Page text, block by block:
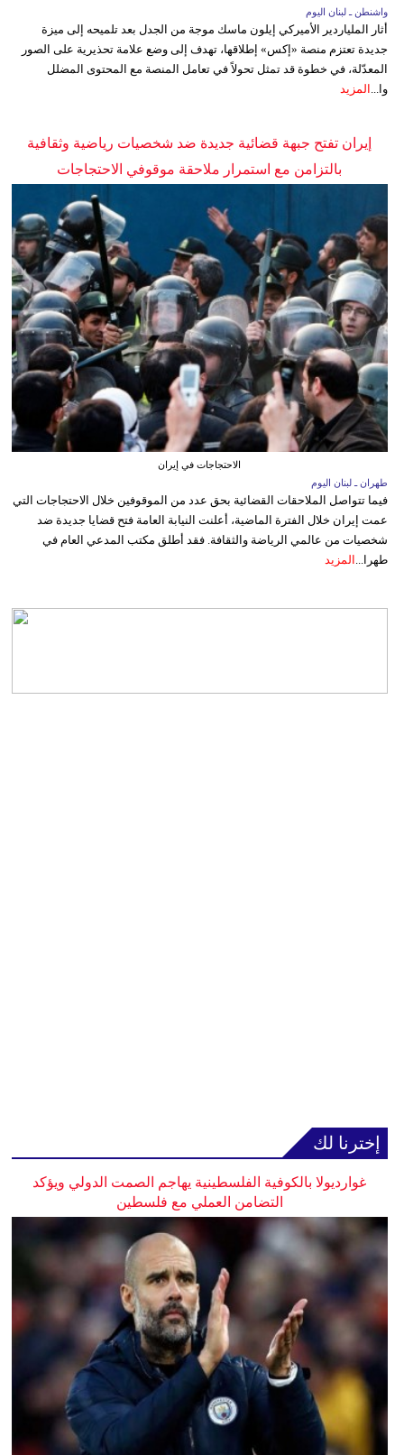
واشنطن ـ لبنان اليوم
أثار الملياردير الأميركي إيلون ماسك موجة من الجدل بعد تلميحه إلى ميزة
جديدة تعتزم منصة «إكس» إطلاقها، تهدف إلى وضع علامة تحذيرية على الصور
المعدّلة، في خطوة قد تمثل تحولاً في تعامل المنصة مع المحتوى المضلل
وا... المزيد
إيران تفتح جبهة قضائية جديدة ضد شخصيات رياضية وثقافية
بالتزامن مع استمرار ملاحقة موقوفي الاحتجاجات
الاحتجاجات في إيران
طهران ـ لبنان اليوم
فيما تتواصل الملاحقات القضائية بحق عدد من الموقوفين خلال الاحتجاجات التي
عمت إيران خلال الفترة الماضية، أعلنت النيابة العامة فتح قضايا جديدة ضد
شخصيات من عالمي الرياضة والثقافة. فقد أطلق مكتب المدعي العام في
طهرا... المزيد
إخترنا لك
غوارديولا بالكوفية الفلسطينية يهاجم الصمت الدولي ويؤكد
التضامن العملي مع فلسطين